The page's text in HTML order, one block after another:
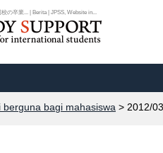
の卒業... | Berita | JPSS, Website in...
berguna bagi mahasiswa > 2012/